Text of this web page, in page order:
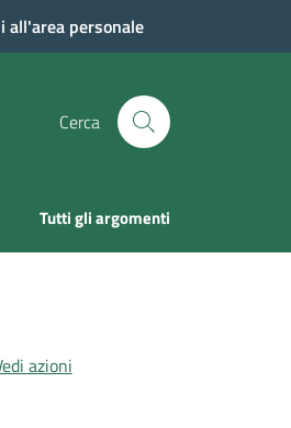
all'area personale
Cerca
Tutti gli argomenti
azioni